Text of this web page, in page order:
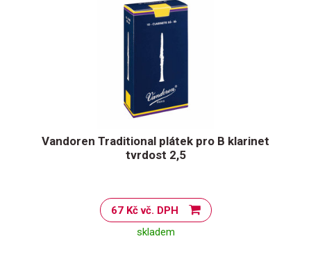
Vandoren Traditional plátek pro B klarinet
tvrdost 2,5
67 Kč vč. DPH
skladem